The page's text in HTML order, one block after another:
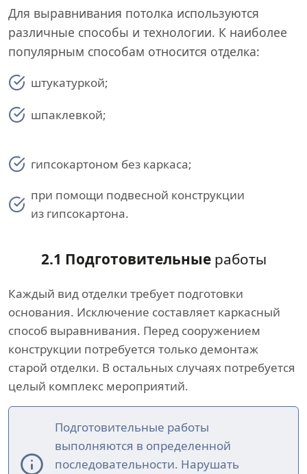
Для выравнивания потолка используются
различные способы и технологии. К наиболее
популярным способам относится отделка:
штукатуркой;
шпаклевкой;
гипсокартоном без каркаса;
при помощи подвесной конструкции
из гипсокартона.
2.1 Подготовительныеработы
Каждый вид отделки требует подготовки
основания. Исключение составляет каркасный
способ выравнивания. Перед сооружением
конструкции потребуется только демонтаж
старой отделки. В остальных случаях потребуется
целый комплекс мероприятий.
Подготовительные работы
выполняются в определенной
последовательности. Нарушать